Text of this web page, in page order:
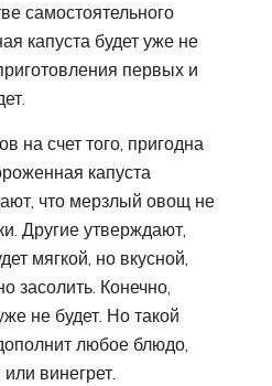
самостоятельного
капуста будет уже не
первых и
на счет того, пригодна
капуста
что мерзлый овощ не
Другие утверждают,
мягкой, но вкусной,
засолить. Конечно,
не будет. Но такой
любое блюдо,
винегрет.